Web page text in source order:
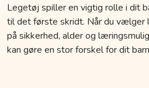
Legetøj spiller en vigtig rolle i dit
til det første skridt. Når du vælger
på sikkerhed, alder og
kan gøre en stor forskel for dit